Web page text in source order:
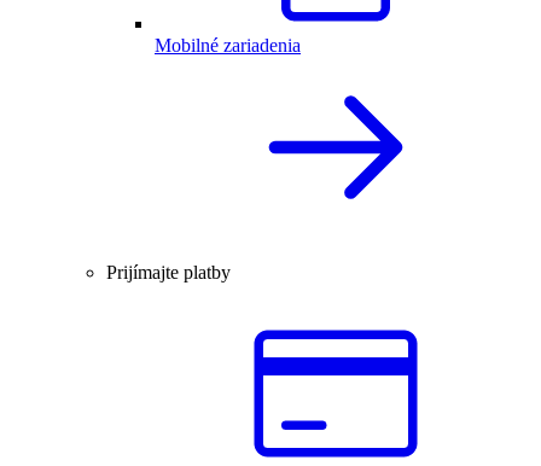
Mobilné zariadenia
Prijímajte platby